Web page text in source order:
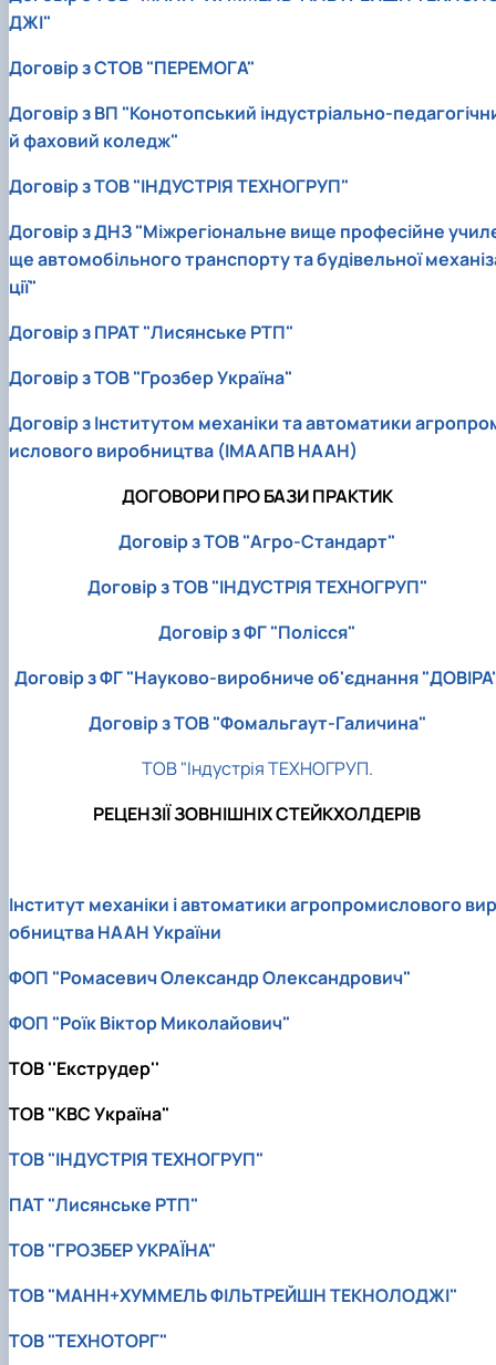
ДЖІ"
Договір з СТОВ "ПЕРЕМОГА"
Договір з ВП "Конотопський індустріально-
й фаховий коледж"
Договір з ТОВ "ІНДУСТРІЯ ТЕХНОГРУП"
Договір з ДНЗ "Міжрегіональне вище професійне
ще автомобільного транспорту та будівельної
ції"
Договір з ПРАТ "Лисянське РТП"
Договір з ТОВ "Грозбер Україна"
Договір з Інститутом механіки та автоматики
ислового виробництва (ІМААПВ НААН)
ДОГОВОРИ ПРО БАЗИ ПРАКТИК
Договір з ТОВ "Агро-Стандарт"
Договір з ТОВ "ІНДУСТРІЯ ТЕХНОГРУП"
Договір з ФГ "Полісся"
Договір з ФГ "Науково-виробниче об'єднання
Договір з ТОВ "Фомальгаут-Галичина"
ТОВ "Індустрія ТЕХНОГРУП.
РЕЦЕНЗІЇ ЗОВНІШНІХ СТЕЙКХОЛДЕРІВ
Інститут механіки і автоматики агропромислового вир
обництва НААН України
ФОП "Ромасевич Олександр Олександрович"
ФОП "Роїк Віктор Миколайович"
ТОВ ''Екструдер''
ТОВ "КВС Україна"
ТОВ "ІНДУСТРІЯ ТЕХНОГРУП"
ПАТ "Лисянське РТП"
ТОВ "ГРОЗБЕР УКРАЇНА"
ТОВ "МАНН+ХУММЕЛЬ ФІЛЬТРЕЙШН ТЕКНОЛОДЖІ"
ТОВ "ТЕХНОТОРГ"